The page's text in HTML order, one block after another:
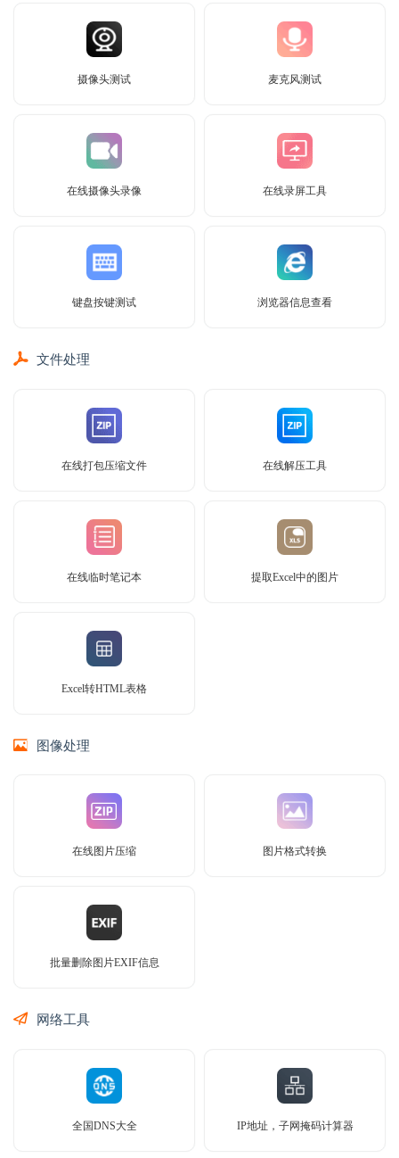
摄像头测试 麦克风测试
在线摄像头录像 在线录屏工具
键盘按键测试 浏览器信息查看
文件处理
在线打包压缩文件 在线解压工具
在线临时笔记本 提取Excel中的图片
Excel转HTML表格
图像处理
在线图片压缩 图片格式转换
批量删除图片EXIF信息
网络工具
全国DNS大全 IP地址，子网掩码计算器